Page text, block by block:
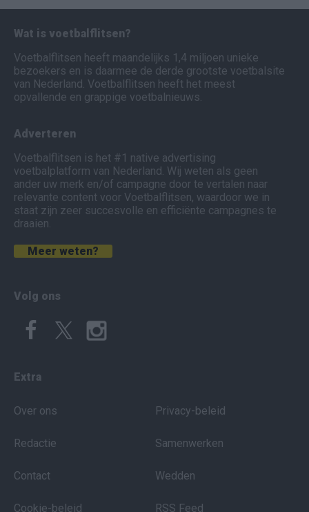
Wat is voetbalflitsen?
Voetbalflitsen heeft maandelijks 1,4 miljoen unieke
bezoekers en is daarmee de derde grootste voetbalsite
van Nederland. Voetbalflitsen heeft het meest
opvallende en grappige voetbalnieuws.
Adverteren
Voetbalflitsen is het #1 native advertising
voetbalplatform van Nederland. Wij weten als geen
ander uw merk en/of campagne door te vertalen naar
relevante content voor Voetbalflitsen, waardoor we in
staat zijn zeer succesvolle en efficiënte campagnes te
draaien.
Meer weten?
Volg ons
Extra
Over ons
Redactie
Contact
Cookie-beleid
Privacy-beleid
Samenwerken
Wedden
RSS Feed